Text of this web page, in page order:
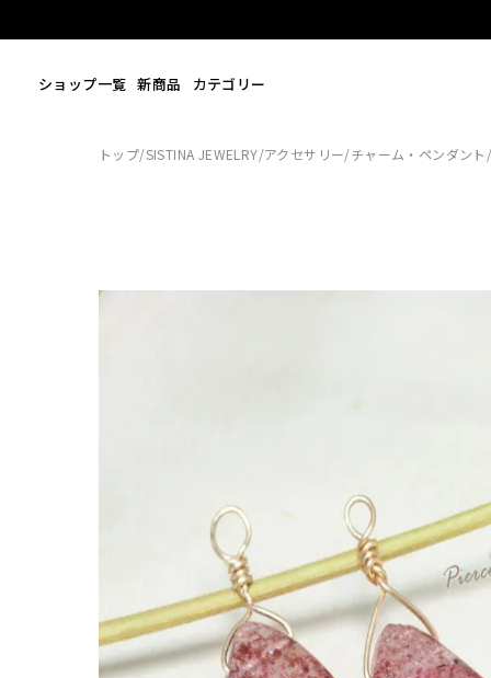
ショップ一覧 新商品 カテゴリー
トップ/SISTINA JEWELRY/アクセサリー/チャーム・ペンダント